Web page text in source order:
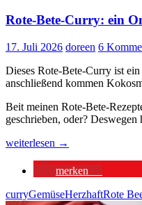
Rote-Bete-Curry: ein
17. Juli 2026 doreen 6
Dieses Rote-Bete-Curry ist
anschließend kommen
Beit meinen Rote-Bete-
geschrieben, oder?
Rote-
Curry:
One
weiterlesen →
merken
curryGemüseHerzhaftRote